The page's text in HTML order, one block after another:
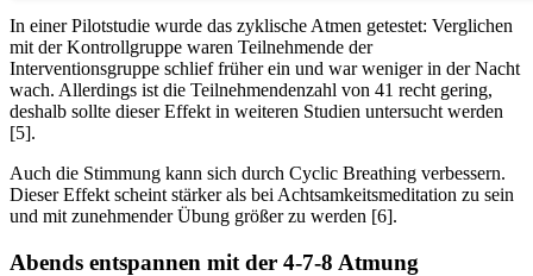
In einer Pilotstudie wurde das zyklische Atmen getestet: Verglichen
mit der Kontrollgruppe waren Teilnehmende der
Interventionsgruppe schlief früher ein und war weniger in der Nacht
wach. Allerdings ist die Teilnehmendenzahl von 41 recht gering,
deshalb sollte dieser Effekt in weiteren Studien untersucht werden
[5].
Auch die Stimmung kann sich durch Cyclic Breathing verbessern.
Dieser Effekt scheint stärker als bei Achtsamkeitsmeditation zu sein
und mit zunehmender Übung größer zu werden [6].
Abends entspannen mit der 4-7-8 Atmung